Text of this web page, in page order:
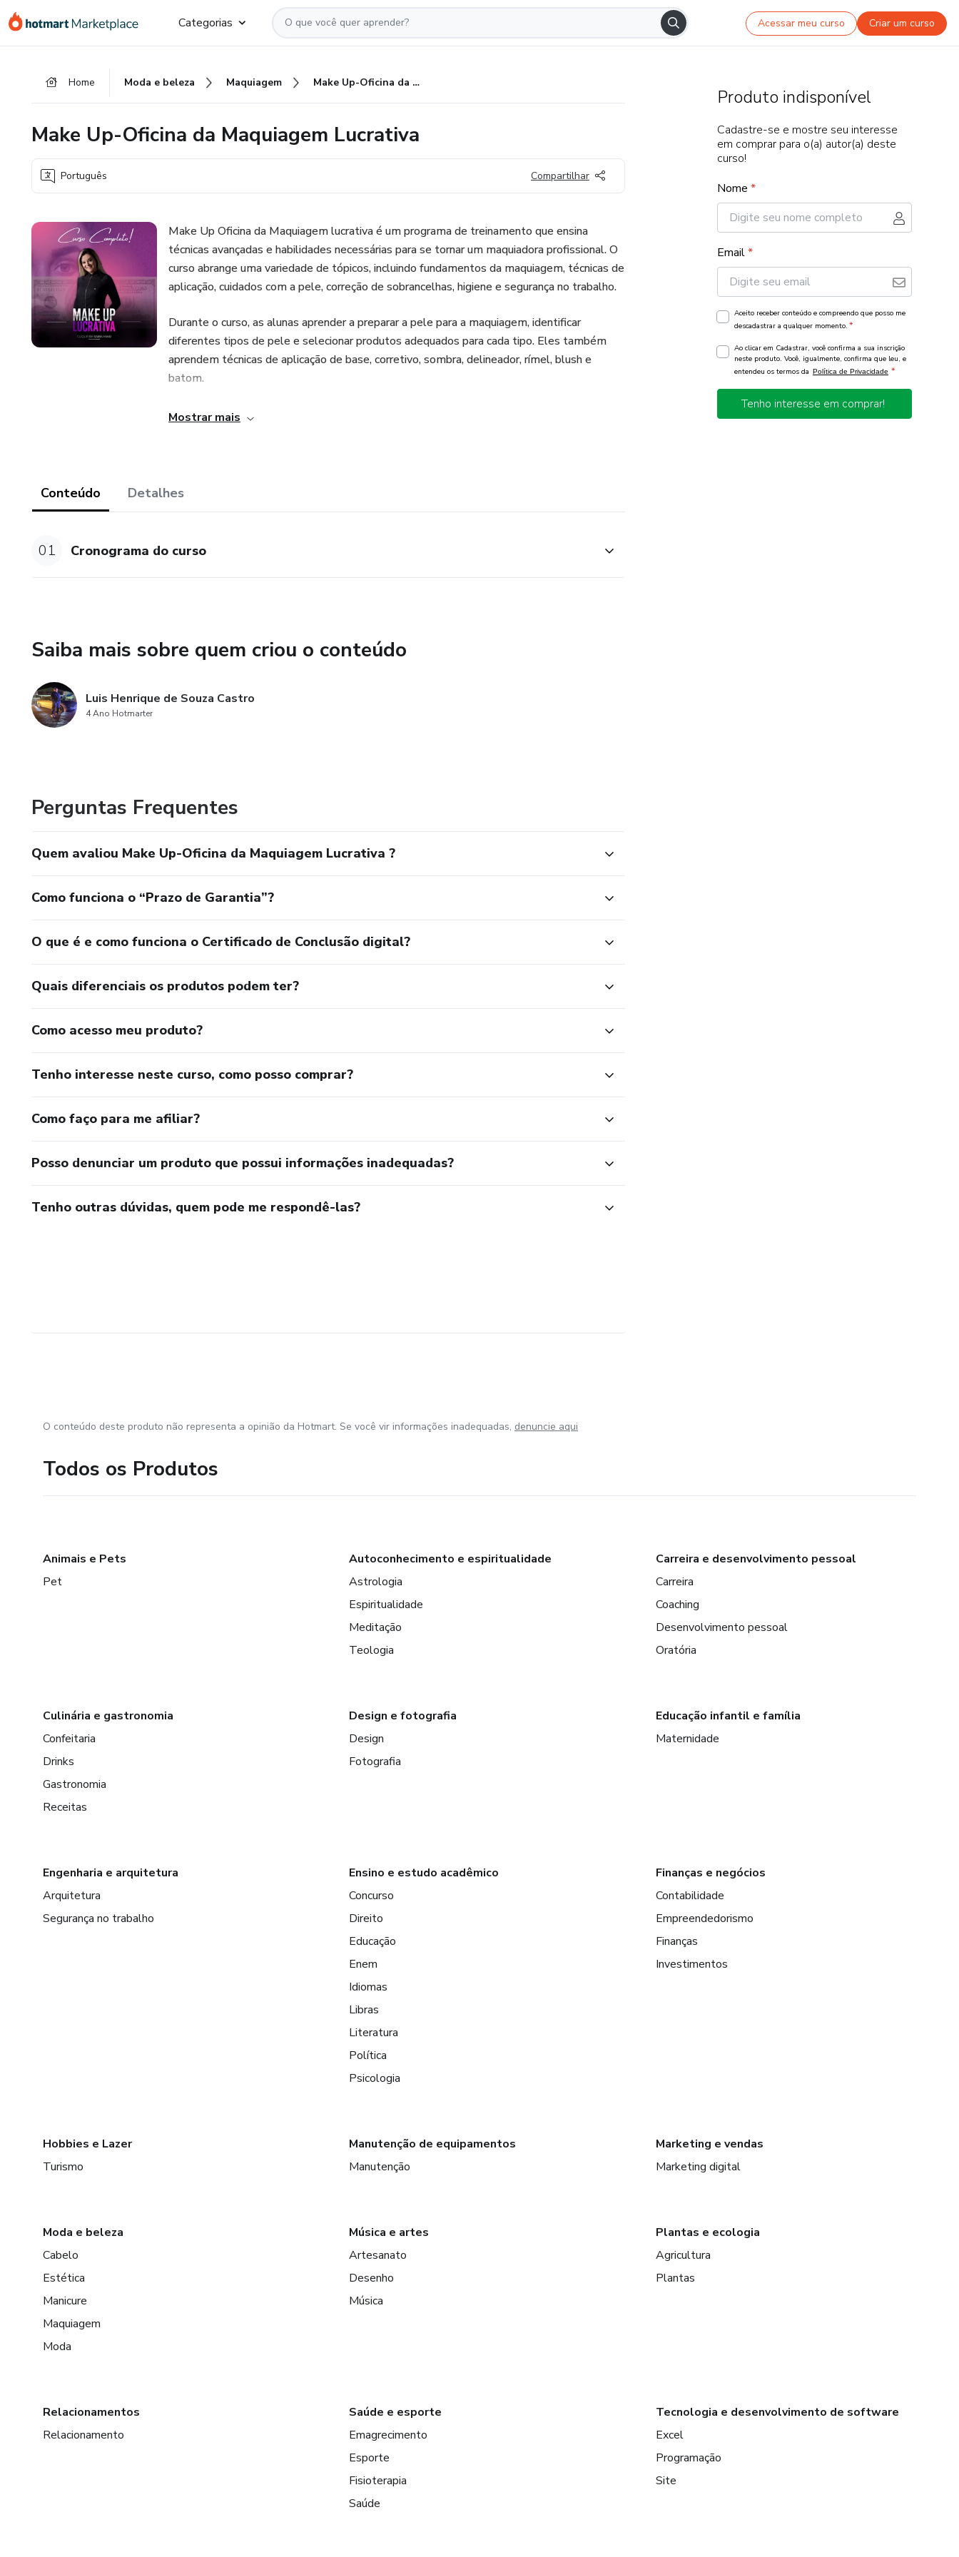
para
para
para
Categorias Acessar meu curso Criar um curso
Home Moda e beleza Maquiagem Make Up-Oficina da Maquiagem Lucrativa
Make Up-Oficina da Maquiagem Lucrativa
Português Compartilhar
Make Up Oficina da Maquiagem lucrativa é um programa de treinamento que ensina
técnicas avançadas e habilidades necessárias para se tornar um maquiadora profissional. O
curso abrange uma variedade de tópicos, incluindo fundamentos da maquiagem, técnicas de
aplicação, cuidados com a pele, correção de sobrancelhas, higiene e segurança no trabalho.
Durante o curso, as alunas aprender a preparar a pele para a maquiagem, identificar
diferentes tipos de pele e selecionar produtos adequados para cada tipo. Eles também
aprendem técnicas de aplicação de base, corretivo, sombra, delineador, rímel, blush e
batom.
Mostrar mais
Conteúdo Detalhes
01 Cronograma do curso
Saiba mais sobre quem criou o conteúdo
Luis Henrique de Souza Castro
4 Ano Hotmarter
Perguntas Frequentes
Quem avaliou Make Up-Oficina da Maquiagem Lucrativa ?
Como funciona o “Prazo de Garantia”?
O que é e como funciona o Certificado de Conclusão digital?
Quais diferenciais os produtos podem ter?
Como acesso meu produto?
Tenho interesse neste curso, como posso comprar?
Como faço para me afiliar?
Posso denunciar um produto que possui informações inadequadas?
Tenho outras dúvidas, quem pode me respondê-las?
Produto indisponível
Cadastre-se e mostre seu interesse
em comprar para o(a) autor(a) deste
curso!
Nome *
Email*
Aceito receber conteúdo e compreendo que posso me
descadastrar a qualquer momento. *
Ao clicar em Cadastrar, você confirma a sua inscrição
neste produto. Você, igualmente, confirma que leu, e
entendeu os termos da Política de Privacidade *
Tenho interesse em comprar!
O conteúdo deste produto não representa a opinião da Hotmart. Se você vir informações inadequadas, denuncie aqui
Todos os Produtos
Animais e Pets
Pet
Autoconhecimento e espiritualidade
Astrologia
Espiritualidade
Meditação
Teologia
Carreira e desenvolvimento pessoal
Carreira
Coaching
Desenvolvimento pessoal
Oratória
Culinária e gastronomia
Confeitaria
Drinks
Gastronomia
Receitas
Design e fotografia
Design
Fotografia
Educação infantil e família
Maternidade
Engenharia e arquitetura
Arquitetura
Segurança no trabalho
Ensino e estudo acadêmico
Concurso
Direito
Educação
Enem
Idiomas
Libras
Literatura
Política
Psicologia
Finanças e negócios
Contabilidade
Empreendedorismo
Finanças
Investimentos
Hobbies e Lazer
Turismo
Manutenção de equipamentos
Manutenção
Marketing e vendas
Marketing digital
Moda e beleza
Cabelo
Estética
Manicure
Maquiagem
Moda
Música e artes
Artesanato
Desenho
Música
Plantas e ecologia
Agricultura
Plantas
Relacionamentos
Relacionamento
Saúde e esporte
Emagrecimento
Esporte
Fisioterapia
Saúde
Tecnologia e desenvolvimento de software
Excel
Programação
Site